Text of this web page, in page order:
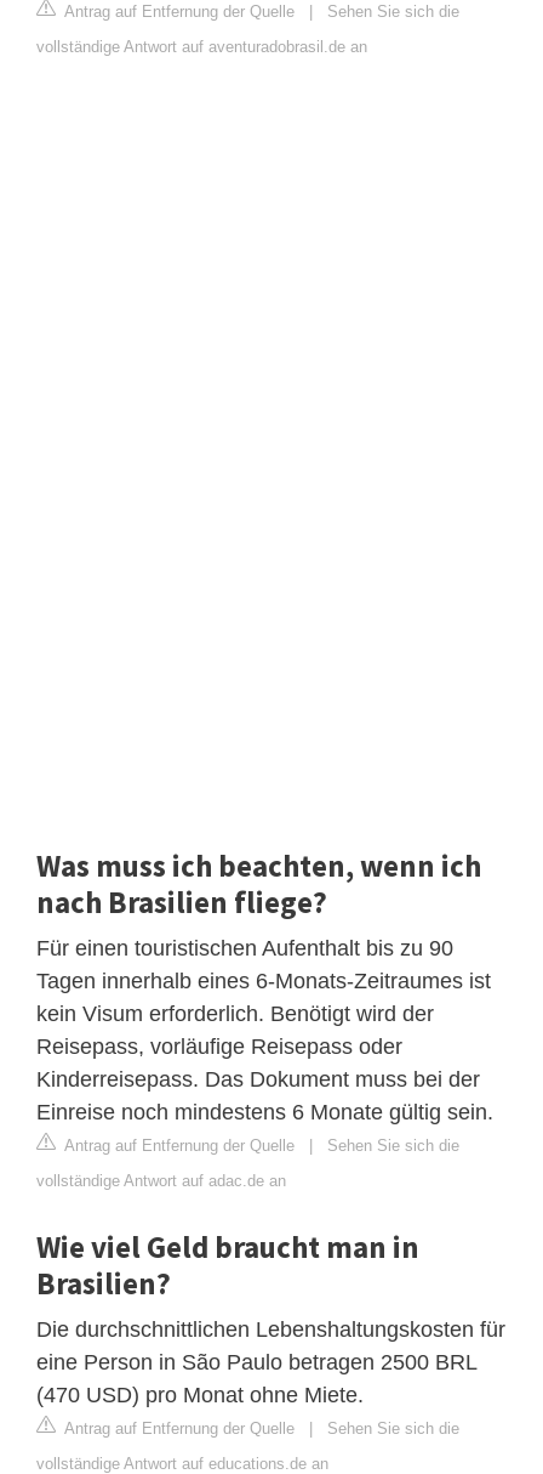
Antrag auf Entfernung der Quelle | Sehen Sie sich die
vollständige Antwort auf aventuradobrasil.de an
Was muss ich beachten, wenn ich
nach Brasilien fliege?
Für einen touristischen Aufenthalt bis zu 90
Tagen innerhalb eines 6-Monats-Zeitraumes ist
kein Visum erforderlich. Benötigt wird der
Reisepass, vorläufige Reisepass oder
Kinderreisepass. Das Dokument muss bei der
Einreise noch mindestens 6 Monate gültig sein.
Antrag auf Entfernung der Quelle | Sehen Sie sich die
vollständige Antwort auf adac.de an
Wie viel Geld braucht man in
Brasilien?
Die durchschnittlichen Lebenshaltungskosten für
eine Person in São Paulo betragen 2500 BRL
(470 USD) pro Monat ohne Miete.
Antrag auf Entfernung der Quelle | Sehen Sie sich die
vollständige Antwort auf educations.de an